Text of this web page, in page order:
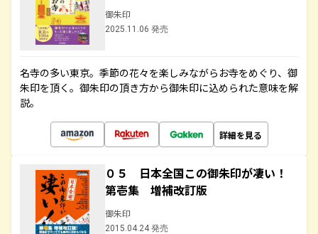
御朱印
2025.11.06 発売
名寺の多い東京。季節の花々を楽しみながらお寺をめぐり、御
朱印を頂く。御朱印の頂き方から御朱印に込められた意味を解
説。
詳細を見る
０５ 日本全国この御朱印が凄い！
第壱集 増補改訂版
御朱印
2015.04.24 発売